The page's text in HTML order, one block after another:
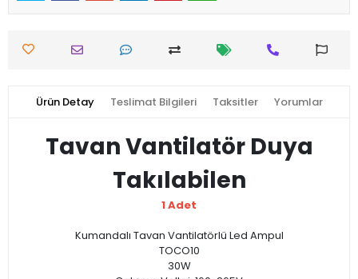
Ürün Detay Teslimat Bilgileri Taksitler Yorumlar
Tavan Vantilatör Duya
Takılabilen
1 Adet
Kumandalı Tavan Vantilatörlü Led Ampul
TOCO10
30W